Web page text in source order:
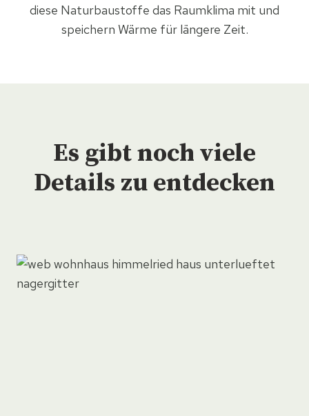
diese Naturbaustoffe das Raumklima mit und
speichern Wärme für längere Zeit.
Es gibt noch viele
Details zu entdecken